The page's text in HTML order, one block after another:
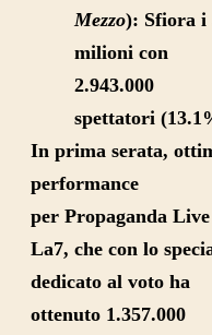
Mezzo): Sfiora i
milioni con
2.943.000
spettatori
In prima serata,
performance
per Propaganda Live
La7, che con lo
dedicato al voto ha
ottenuto 1.357.000